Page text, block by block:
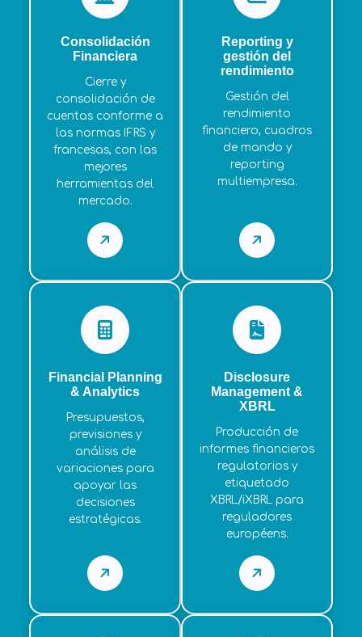
Consolidación
Financiera
Cierre y
consolidación de
cuentas conforme a
las normas IFRS y
francesas, con las
mejores
herramientas del
mercado.
Reporting y
gestión del
rendimiento
Gestión del
rendimiento
financiero, cuadros
de mando y
reporting
multiempresa.
Financial Planning
& Analytics
Presupuestos,
previsiones y
análisis de
variaciones para
apoyar las
decisiones
estratégicas.
Disclosure
Management &
XBRL
Producción de
informes financieros
regulatorios y
etiquetado
XBRL/iXBRL para
reguladores
européens.